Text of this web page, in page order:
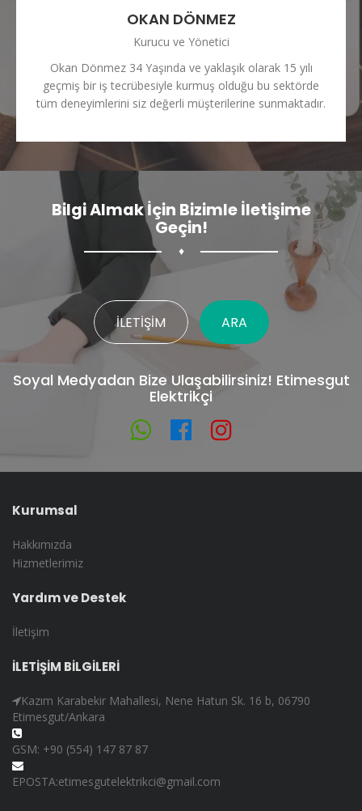
OKAN DÖNMEZ
Kurucu ve Yönetici
Okan Dönmez 34 Yaşında ve yaklaşık olarak 15 yılı
geçmiş bir iş tecrübesiyle kurmuş olduğu bu sektörde
tüm deneyimlerini siz değerli müşterilerine sunmaktadır.
Bilgi Almak İçin Bizimle İletişime
Geçin!
♦
İLETIŞIM ARA
Soyal Medyadan Bize Ulaşabilirsiniz! Etimesgut
Elektrikçi
Kurumsal
Hakkımızda
Hizmetlerimiz
Yardım ve Destek
İletişim
İLETİŞİM BİLGİLERİ
Kazım Karabekir Mahallesi, Nene Hatun Sk. 16 b, 06790
Etimesgut/Ankara
GSM: +90 (554) 147 87 87
EPOSTA:etimesgutelektrikci@gmail.com